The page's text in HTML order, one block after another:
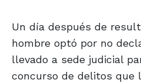
Un día después de
hombre optó por no
llevado a sede judicial
concurso de delitos que